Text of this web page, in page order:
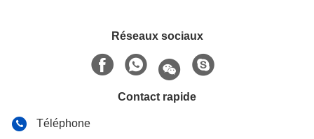
Réseaux sociaux
Contact rapide
Téléphone